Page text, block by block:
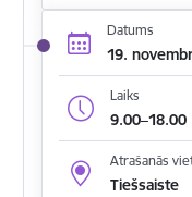
Datums
19.
Laiks
9.00–18.00
Atrašanās
Tiešsaiste